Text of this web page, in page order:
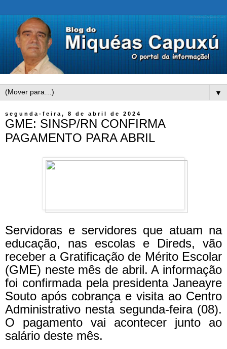
▼
segunda-feira, 8 de abril de 2024
GME: SINSP/RN CONFIRMA
PAGAMENTO PARA ABRIL
Servidoras e servidores que atuam na
educação, nas escolas e Direds, vão
receber a Gratificação de Mérito Escolar
(GME) neste mês de abril. A informação
foi confirmada pela presidenta Janeayre
Souto após cobrança e visita ao Centro
Administrativo nesta segunda-feira (08).
O pagamento vai acontecer junto ao
salário deste mês.